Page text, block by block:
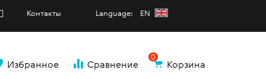
Контакты Language: EN
Избранное Сравнение
0
Корзина